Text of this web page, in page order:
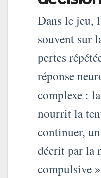
Dans le jeu,
souvent sur
pertes
réponse
complexe :
nourrit la
continuer,
décrit par la
compulsive